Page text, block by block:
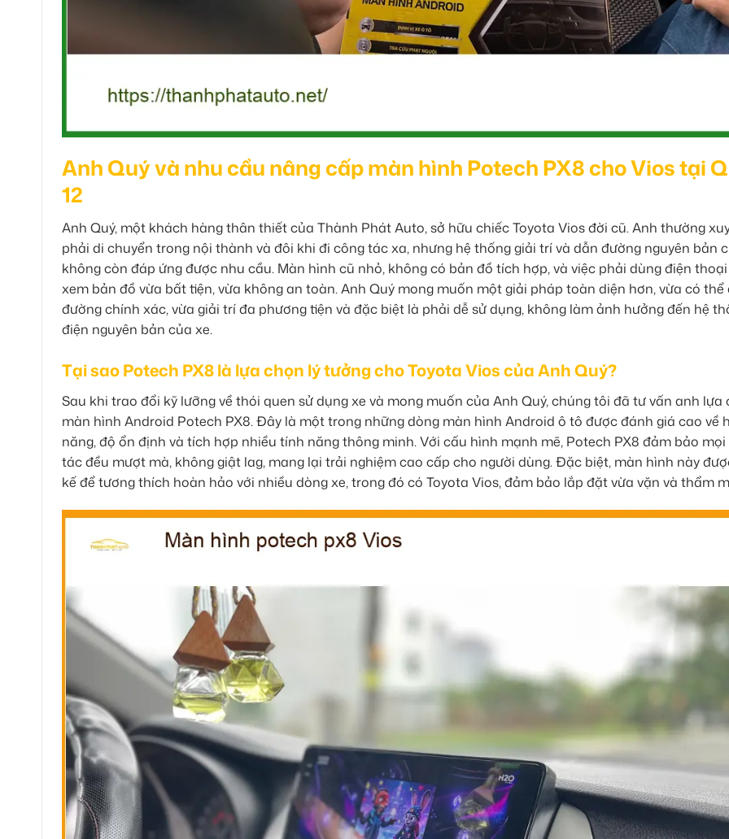
Anh Quý và nhu cầu nâng cấp màn hình Potech PX8 cho Vios tại
12
Anh Quý, một khách hàng thân thiết của Thành Phát Auto, sở hữu chiếc Toyota Vios đời cũ. Anh thường
phải di chuyển trong nội thành và đôi khi đi công tác xa, nhưng hệ thống giải trí và dẫn đường nguyên bản
không còn đáp ứng được nhu cầu. Màn hình cũ nhỏ, không có bản đồ tích hợp, và việc phải dùng điện
xem bản đồ vừa bất tiện, vừa không an toàn. Anh Quý mong muốn một giải pháp toàn diện hơn, vừa có thể
đường chính xác, vừa giải trí đa phương tiện và đặc biệt là phải dễ sử dụng, không làm ảnh hưởng đến hệ
điện nguyên bản của xe.
Tại sao Potech PX8 là lựa chọn lý tưởng cho Toyota Vios của Anh Quý?
Sau khi trao đổi kỹ lưỡng về thói quen sử dụng xe và mong muốn của Anh Quý, chúng tôi đã tư vấn anh lựa
màn hình Android Potech PX8. Đây là một trong những dòng màn hình Android ô tô được đánh giá cao về
năng, độ ổn định và tích hợp nhiều tính năng thông minh. Với cấu hình mạnh mẽ, Potech PX8 đảm bảo
tác đều mượt mà, không giật lag, mang lại trải nghiệm cao cấp cho người dùng. Đặc biệt, màn hình này
kế để tương thích hoàn hảo với nhiều dòng xe, trong đó có Toyota Vios, đảm bảo lắp đặt vừa vặn và thẩm